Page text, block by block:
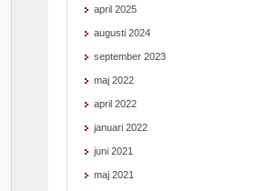
april 2025
augusti 2024
september 2023
maj 2022
april 2022
januari 2022
juni 2021
maj 2021